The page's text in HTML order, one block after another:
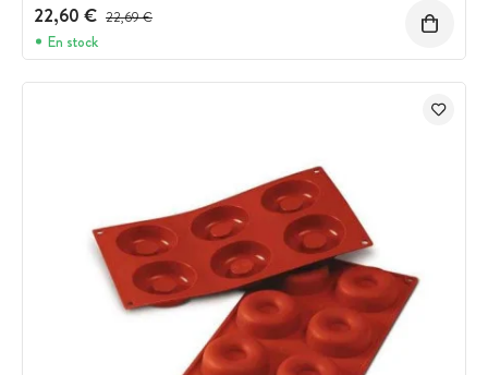
22,60 € Precio antes del descuento
22,69 €
En stock